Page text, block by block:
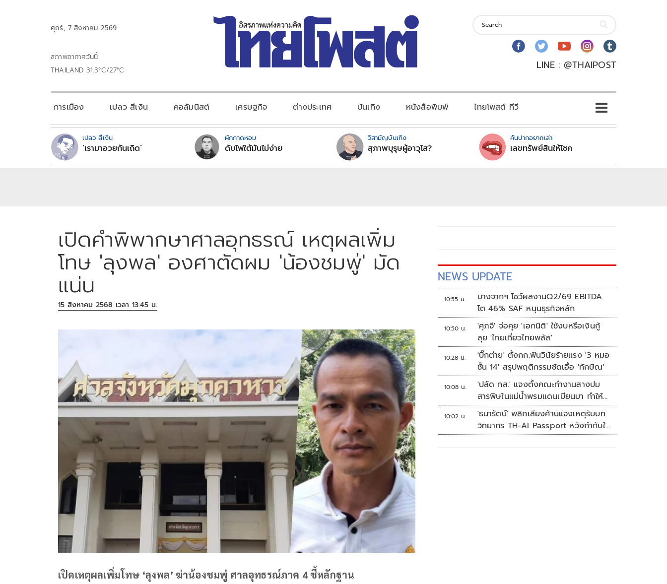
ศุกร์, 7 สิงหาคม 2569
สภาพอากาศวันนี้
THAILAND 31.3°C/27°C
LINE : @THAIPOST
การเมือง เปลว สีเงิน คอลัมนิสต์ เศรษฐกิจ ต่างประเทศ บันเทิง หนังสือพิมพ์ ไทยโพสต์ ทีวี
เปลว สีเงิน
‘เรามาอวยกันเถิด’
ผักกาดหอม
ดับไฟใต้มันไม่ง่าย
วิสามัญบันเทิง
สุภาพบุรุษผู้อาวุโส?
คันปากอยากเล่า
เลขทรัพย์สินให้โชค
เปิดคำพิพากษาศาลอุทธรณ์ เหตุผลเพิ่ม
โทษ 'ลุงพล' องศาตัดผม 'น้องชมพู่' มัด
แน่น
15 สิงหาคม 2568 เวลา 13:45 น.
เปิดเหตุผลเพิ่มโทษ ‘ลุงพล’ ฆ่าน้องชมพู่ ศาลอุทธรณ์ภาค 4 ชี้หลักฐาน
NEWS UPDATE
10:55 น.
บางจากฯ โชว์ผลงานQ2/69 EBITDA
โต 46% SAF หนุนธุรกิจหลัก
10:50 น.
'ศุภจี' จ่อคุย 'เอกนิติ' ใช้งบหรือเงินกู้
ลุย 'ไทยเที่ยวไทยพลัส'
10:28 น.
'บิ๊กต่าย' ตั้งกก.ฟันวินัยร้ายแรง '3 หมอ
ชั้น 14' สรุปพฤติกรรมชัดเอื้อ 'ทักษิณ'
10:08 น.
'ปลัด ทส.' แจงตั้งคณะทำงานสางปม
สารพิษในแม่น้ำพรมแดนเมียนมา ทำให้
แก้ปัญหารวดเร็ว
10:02 น.
'ธนารัตน์' พลิกเสียงค้านแจงเหตุรับบท
วิทยากร TH-AI Passport หวังกำกับใช้
งบเหมาะสม ชูจุดเด่นคนไทยได้ใช้ AI